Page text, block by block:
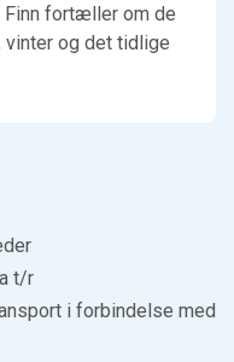
Finn fortæller om de
vinter og det tidlige
t/r
i forbindelse med